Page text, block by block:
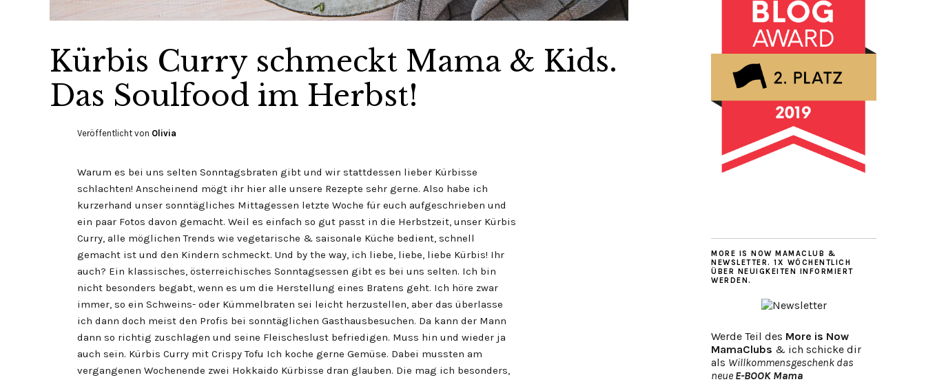
Kürbis Curry schmeckt Mama & Kids.
Das Soulfood im Herbst!
Veröffentlicht von Olivia
Warum es bei uns selten Sonntagsbraten gibt und wir stattdessen lieber Kürbisse
schlachten! Anscheinend mögt ihr hier alle unsere Rezepte sehr gerne. Also habe ich
kurzerhand unser sonntägliches Mittagessen letzte Woche für euch aufgeschrieben und
ein paar Fotos davon gemacht. Weil es einfach so gut passt in die Herbstzeit, unser Kürbis
Curry, alle möglichen Trends wie vegetarische & saisonale Küche bedient, schnell
gemacht ist und den Kindern schmeckt. Und by the way, ich liebe, liebe, liebe Kürbis! Ihr
auch? Ein klassisches, österreichisches Sonntagsessen gibt es bei uns selten. Ich bin
nicht besonders begabt, wenn es um die Herstellung eines Bratens geht. Ich höre zwar
immer, so ein Schweins- oder Kümmelbraten sei leicht herzustellen, aber das überlasse
ich dann doch meist den Profis bei sonntäglichen Gasthausbesuchen. Da kann der Mann
dann so richtig zuschlagen und seine Fleischeslust befriedigen. Muss hin und wieder ja
auch sein. Kürbis Curry mit Crispy Tofu Ich koche gerne Gemüse. Dabei mussten am
vergangenen Wochenende zwei Hokkaido Kürbisse dran glauben. Die mag ich besonders,
MORE IS NOW MAMACLUB &
NEWSLETTER. 1X WÖCHENTLICH
ÜBER NEUIGKEITEN INFORMIERT
WERDEN.
Werde Teil des More is Now
MamaClubs & ich schicke dir
als Willkommensgeschenk das
neue E-BOOK Mama